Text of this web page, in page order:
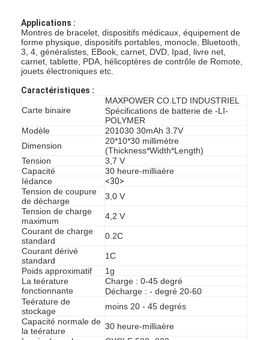
Applications :
Montres de bracelet, dispositifs médicaux, équipement de
forme physique, dispositifs portables, monocle, Bluetooth,
3, 4, généralistes, EBook, carnet, DVD, Ipad, livre net,
carnet, tablette, PDA, hélicoptères de contrôle de Romote,
jouets électroniques etc.
Caractéristiques :
Carte binaire
MAXPOWER CO.LTD INDUSTRIEL
Spécifications de batterie de -LI-
POLYMER
Modèle
201030 30mAh 3.7V
Dimension
20*10*30 millimètre
(Thickness*Width*Length)
Tension
3,7 V
Capacité
30 heure-milliaère
Iédance
<30>
Tension de coupure
de décharge
3,0 V
Tension de charge
maximum
4,2 V
Courant de charge
standard
0.2C
Courant dérivé
standard
1C
Poids approximatif
1g
La teérature
fonctionnante
Charge : 0-45 degré
Décharge : - degré 20-60
Teérature de
stockage
moins 20 - 45 degrés
Capacité normale de
la teérature
30 heure-milliaère